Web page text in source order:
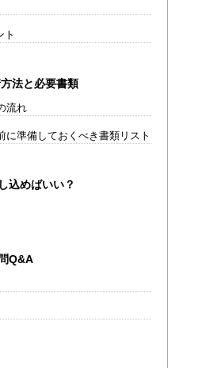
ト
法と必要書類
流れ
に準備しておくべき書類リスト
込めばいい？
Q&A